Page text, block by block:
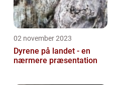
02 november 2023
Dyrene på landet - en
nærmere præsentation